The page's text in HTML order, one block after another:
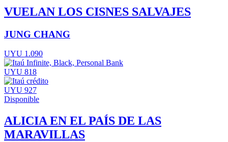
VUELAN LOS CISNES SALVAJES
JUNG CHANG
UYU 1.090
UYU 818
UYU 927
Disponible
ALICIA EN EL PAÍS DE LAS
MARAVILLAS